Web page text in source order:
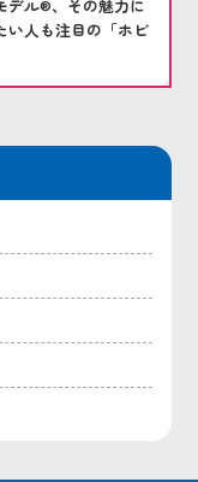
デル®、その魅力に
い人も注目の「ホビ